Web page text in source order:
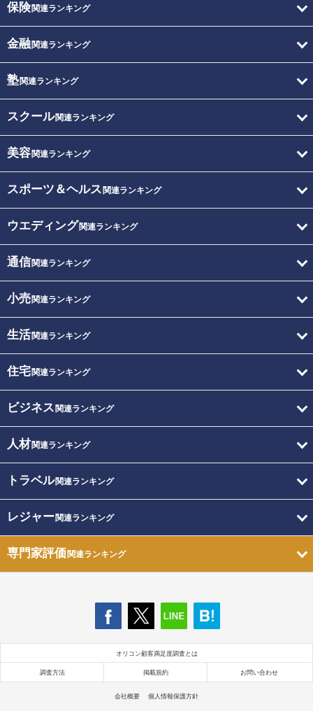
保険関連ランキング
金融関連ランキング
塾関連ランキング
スクール関連ランキング
美容関連ランキング
スポーツ＆ヘルス 関連ランキング
ウエディング関連ランキング
通信関連ランキング
小売関連ランキング
生活関連ランキング
住宅関連ランキング
ビジネス 関連ランキング
人材関連ランキング
トラベル関連ランキング
レジャー関連ランキング
専門家評価関連ランキング
オリコン顧客満足度調査とは
調査方法 掲載規約 お問い合わせ
会社概要 個人情報保護方針